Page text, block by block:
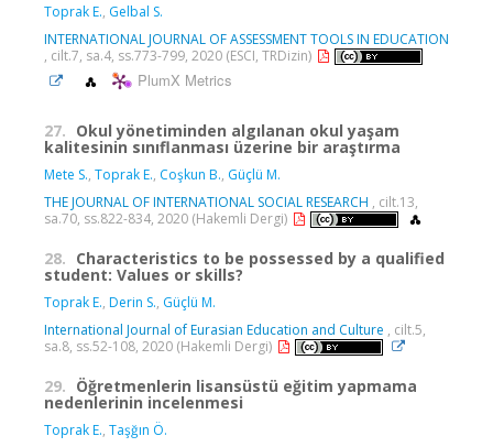
Toprak E., Gelbal S.
INTERNATIONAL JOURNAL OF ASSESSMENT TOOLS IN EDUCATION
, cilt.7, sa.4, ss.773-799, 2020 (ESCI, TRDizin)
PlumX Metrics
27. Okul yönetiminden algılanan okul yaşam
kalitesinin sınıflanması üzerine bir araştırma
Mete S., Toprak E., Coşkun B., Güçlü M.
THE JOURNAL OF INTERNATIONAL SOCIAL RESEARCH , cilt.13,
sa.70, ss.822-834, 2020 (Hakemli Dergi)
28. Characteristics to be possessed by a qualified
student: Values or skills?
Toprak E., Derin S., Güçlü M.
International Journal of Eurasian Education and Culture , cilt.5,
sa.8, ss.52-108, 2020 (Hakemli Dergi)
29. Öğretmenlerin lisansüstü eğitim yapmama
nedenlerinin incelenmesi
Toprak E., Taşğın Ö.